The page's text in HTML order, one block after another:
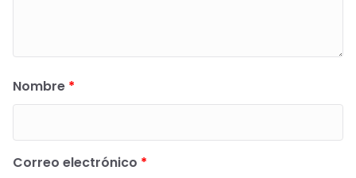
Nombre *
Correo electrónico *